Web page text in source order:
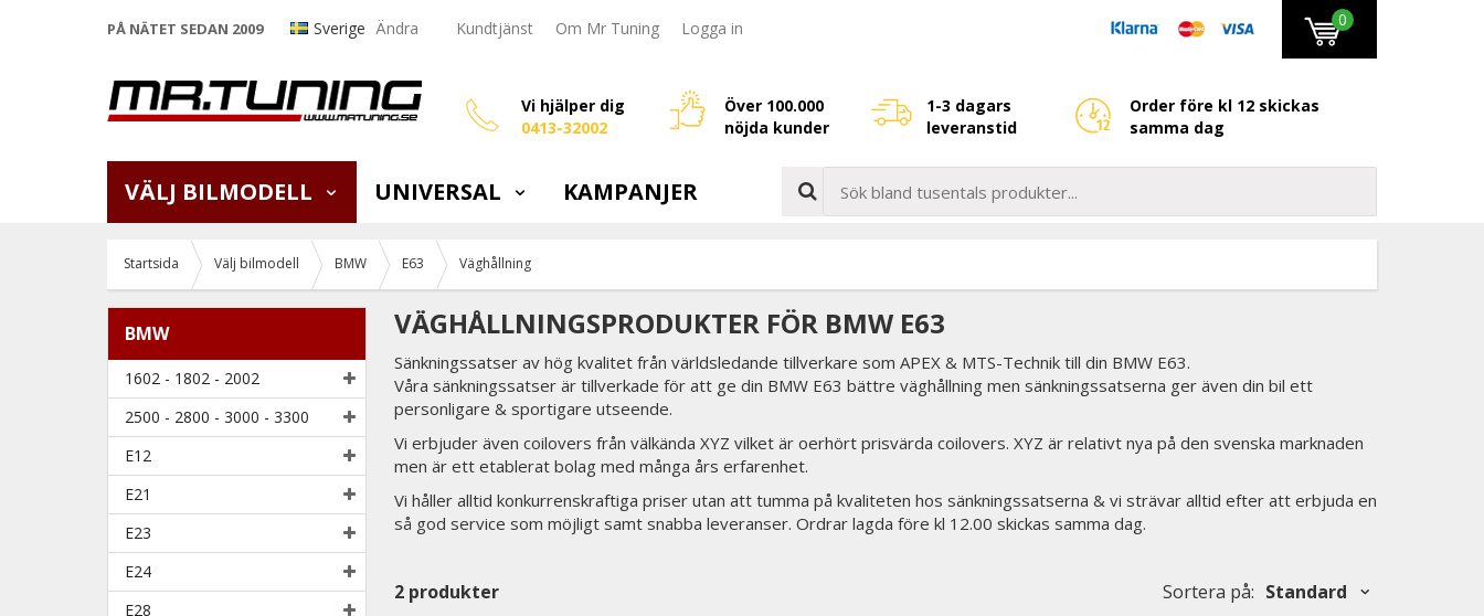
PÅ NÄTET SEDAN 2009 Sverige Ändra Kundtjänst Om Mr Tuning Logga in 0
Vi hjälper dig
0413-32002
Över 100.000
nöjda kunder
1-3 dagars
leveranstid
Order före kl 12 skickas
samma dag
VÄLJ BILMODELL UNIVERSAL KAMPANJER
Startsida Välj bilmodell BMW E63 Väghållning
BMW
1602 - 1802 - 2002
2500 - 2800 - 3000 - 3300
E12
E21
E23
E24
E28
VÄGHÅLLNINGSPRODUKTER FÖR BMW E63
Sänkningssatser av hög kvalitet från världsledande tillverkare som APEX & MTS-Technik till din BMW E63.
Våra sänkningssatser är tillverkade för att ge din BMW E63 bättre väghållning men sänkningssatserna ger även din bil ett
personligare & sportigare utseende.
Vi erbjuder även coilovers från välkända XYZ vilket är oerhört prisvärda coilovers. XYZ är relativt nya på den svenska marknaden
men är ett etablerat bolag med många års erfarenhet.
Vi håller alltid konkurrenskraftiga priser utan att tumma på kvaliteten hos sänkningssatserna & vi strävar alltid efter att erbjuda en
så god service som möjligt samt snabba leveranser. Ordrar lagda före kl 12.00 skickas samma dag.
2 produkter Sortera på: Standard